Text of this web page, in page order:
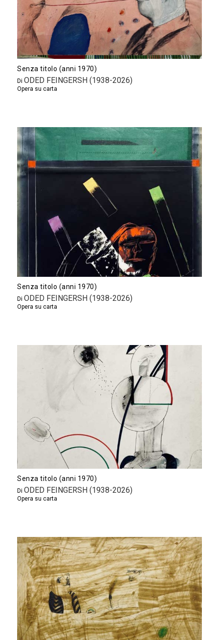
Senza titolo (anni 1970)
Di ODED FEINGERSH (1938-2026)
Opera su carta
Senza titolo (anni 1970)
Di ODED FEINGERSH (1938-2026)
Opera su carta
Senza titolo (anni 1970)
Di ODED FEINGERSH (1938-2026)
Opera su carta